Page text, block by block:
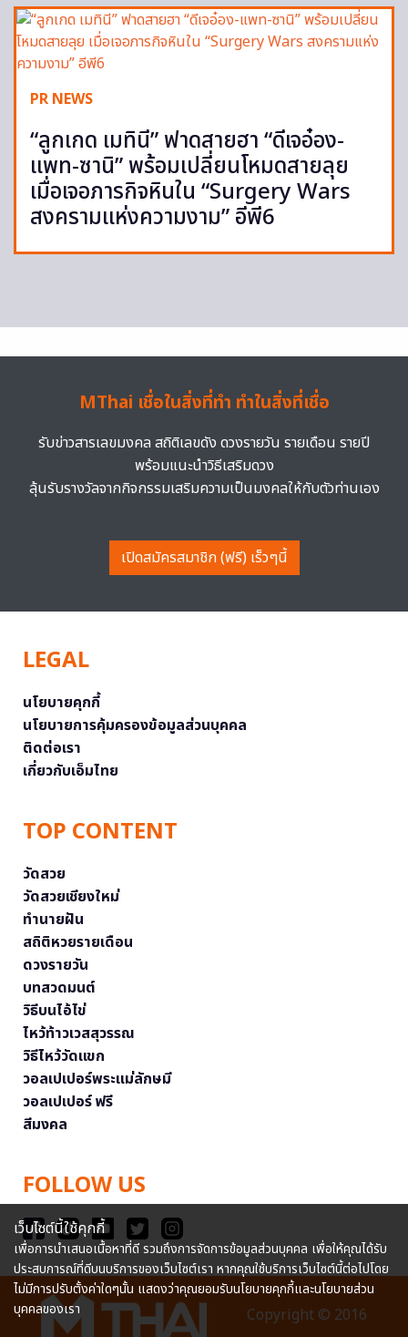
PR NEWS
“ลูกเกด เมทินี” ฟาดสายฮา “ดีเจอ๋อง-
แพท-ซานิ” พร้อมเปลี่ยนโหมดสายลุย
เมื่อเจอภารกิจหินใน “Surgery Wars
สงครามแห่งความงาม” อีพี6
MThai เชื่อในสิ่งที่ทำ ทำในสิ่งที่เชื่อ
รับข่าวสารเลขมงคล สถิติเลขดัง ดวงรายวัน รายเดือน รายปี
พร้อมแนะนำวิธีเสริมดวง
ลุ้นรับรางวัลจากกิจกรรมเสริมความเป็นมงคลให้กับตัวท่านเอง
เปิดสมัครสมาชิก (ฟรี) เร็วๆนี้
LEGAL
นโยบายคุกกี้
นโยบายการคุ้มครองข้อมูลส่วนบุคคล
ติดต่อเรา
เกี่ยวกับเอ็มไทย
TOP CONTENT
วัดสวย
วัดสวยเชียงใหม่
ทำนายฝัน
สถิติหวยรายเดือน
ดวงรายวัน
บทสวดมนต์
วิธีบนไอ้ไข่
ไหว้ท้าวเวสสุวรรณ
วิธีไหว้วัดแขก
วอลเปเปอร์พระแม่ลักษมี
วอลเปเปอร์ ฟรี
สีมงคล
FOLLOW US
Copyright © 2016
เว็บไซต์นี้ใช้คุกกี้
เพื่อการนำเสนอเนื้อหาที่ดี รวมถึงการจัดการข้อมูลส่วนบุคคล เพื่อให้คุณได้รับ
ประสบการณ์ที่ดีบนบริการของเว็บไซต์เรา หากคุณใช้บริการเว็บไซต์นี้ต่อไปโดย
ไม่มีการปรับตั้งค่าใดๆนั้น แสดงว่าคุณยอมรับนโยบายคุกกี้และนโยบายส่วน
บุคคลของเรา